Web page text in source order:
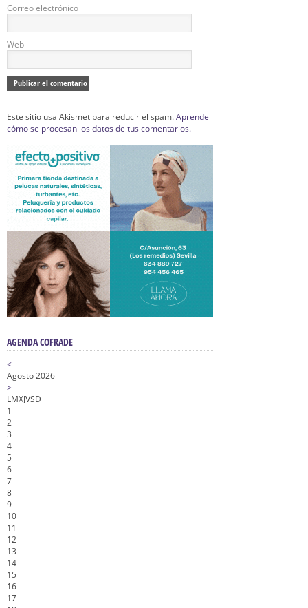
Correo electrónico
Web
Este sitio usa Akismet para reducir el spam.Aprende
cómo se procesan los datos de tus comentarios.
AGENDA COFRADE
<
Agosto 2026
>
LMXJVSD
1
2
3
4
5
6
7
8
9
10
11
12
13
14
15
16
17